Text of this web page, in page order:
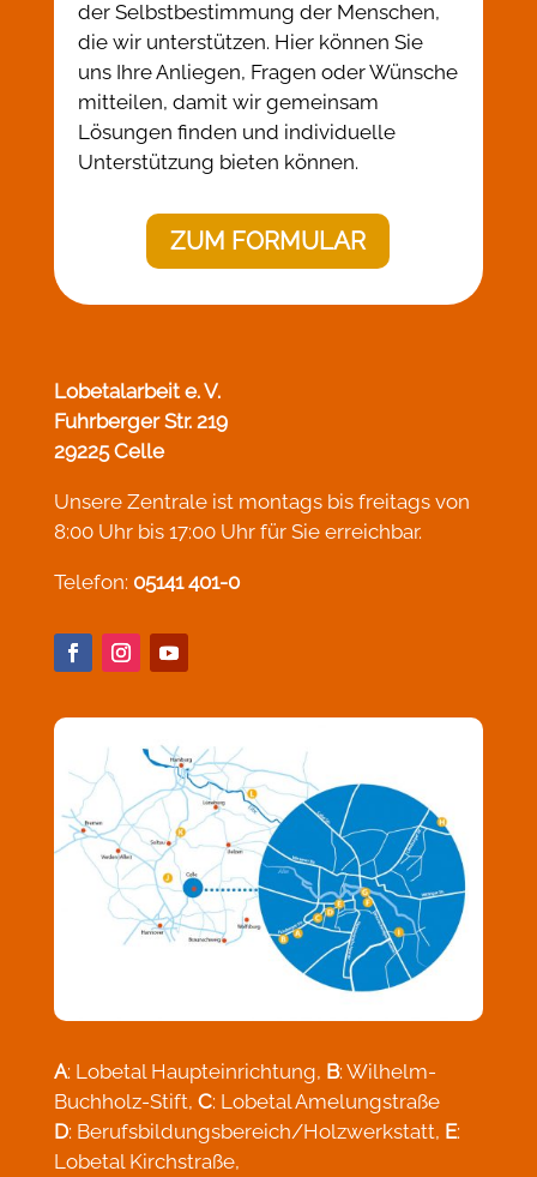
die wir unterstützen. Hier können Sie
uns Ihre Anliegen, Fragen oder Wünsche
mitteilen, damit wir gemeinsam
Lösungen finden und individuelle
Unterstützung bieten können.
ZUM FORMULAR
Fuhrberger Str. 219
29225 Celle
8:00 Uhr bis 17:00 Uhr für Sie erreichbar.
Buchholz-Stift,C: Lobetal Amelungstraße
D: Berufsbildungsbereich/Holzwerkstatt,
Lobetal Kirchstraße,
G: Beratungs- & Begegnungszentrum Neue